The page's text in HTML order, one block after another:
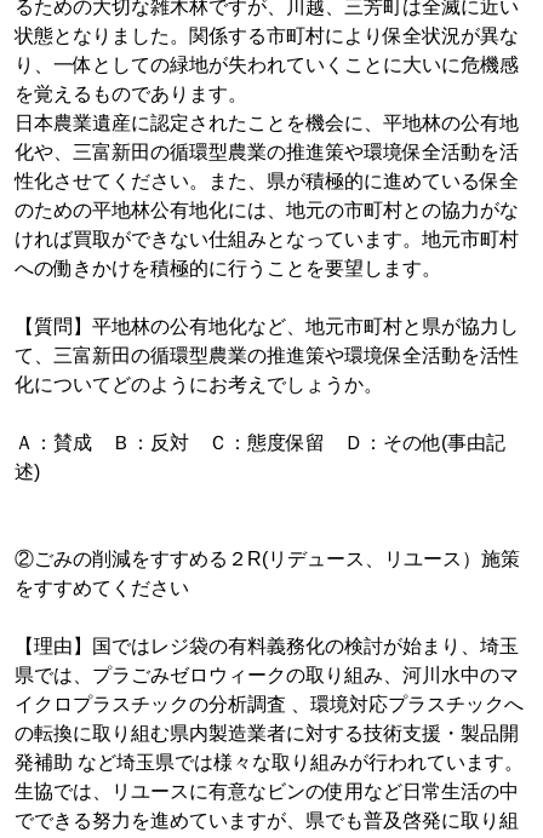
るための大切な雑木林ですが、川越、三芳町は全滅に近い
状態となりました。関係する市町村により保全状況が異な
り、一体としての緑地が失われていくことに大いに危機感
を覚えるものであります。
日本農業遺産に認定されたことを機会に、平地林の公有地
化や、三富新田の循環型農業の推進策や環境保全活動を活
性化させてください。また、県が積極的に進めている保全
のための平地林公有地化には、地元の市町村との協力がな
ければ買取ができない仕組みとなっています。地元市町村
への働きかけを積極的に行うことを要望します。
【質問】平地林の公有地化など、地元市町村と県が協力し
て、三富新田の循環型農業の推進策や環境保全活動を活性
化についてどのようにお考えでしょうか。
Ａ：賛成 Ｂ：反対 Ｃ：態度保留 Ｄ：その他(事由記
述)
②ごみの削減をすすめる２R(リデュース、リユース）施策
をすすめてください
【理由】国ではレジ袋の有料義務化の検討が始まり、埼玉
県では、プラごみゼロウィークの取り組み、河川水中のマ
イクロプラスチックの分析調査 、環境対応プラスチックへ
の転換に取り組む県内製造業者に対する技術支援・製品開
発補助 など埼玉県では様々な取り組みが行われています。
生協では、リユースに有意なビンの使用など日常生活の中
でできる努力を進めていますが、県でも普及啓発に取り組